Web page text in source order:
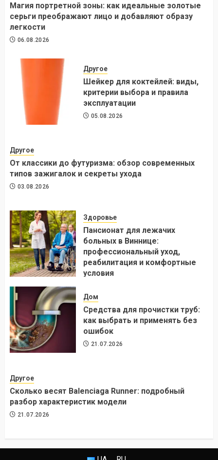
Магия портретной зоны: как идеальные золотые
серьги преображают лицо и добавляют образу
легкости
06.08.2026
Другое
Шейкер для коктейлей: виды,
критерии выбора и правила
эксплуатации
05.08.2026
Другое
От классики до футуризма: обзор современных
типов зажигалок и секреты ухода
03.08.2026
Здоровье
Пансионат для лежачих
больных в Виннице:
профессиональный уход,
реабилитация и комфортные
условия
Дом
Средства для прочистки труб:
как выбрать и применять без
ошибок
21.07.2026
Другое
Сколько весят Balenciaga Runner: подробный
разбор характеристик модели
21.07.2026